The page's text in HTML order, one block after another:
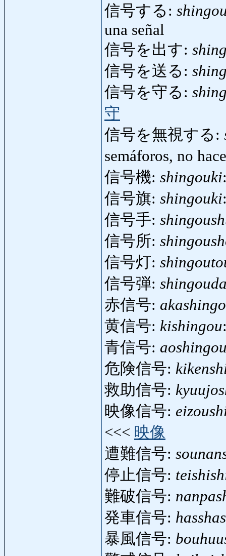
信号する:
una señal
信号を出す:
信号を送る:
信号を守る:
守
信号を無視する:
semáforos, no
信号機: shingouki
信号旗: shingouki
信号手:
信号所:
信号灯:
信号弾:
赤信号:
黄信号: kishingou
青信号:
危険信号:
救助信号:
映像信号:
<<< 映像
遭難信号:
停止信号:
難破信号:
発車信号:
暴風信号: